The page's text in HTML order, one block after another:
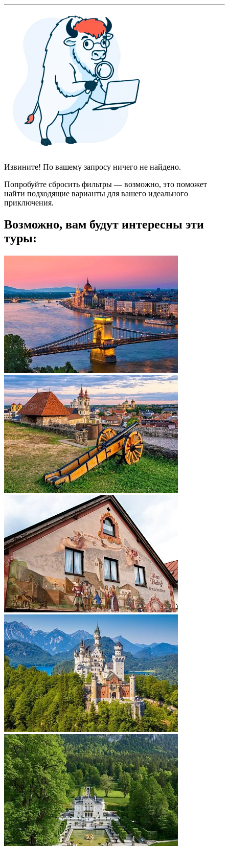
Извините! По вашему запросу ничего не найдено.
Попробуйте сбросить фильтры — возможно, это поможет
найти подходящие варианты для вашего идеального
приключения.
Возможно, вам будут интересны эти
туры: